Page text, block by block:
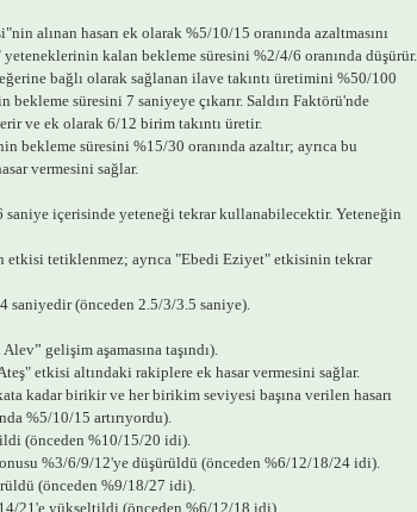
alınan hasarı ek olarak %5/10/15 oranında azaltmasını
kalan bekleme süresini %2/4/6 oranında düşürür.
bağlı olarak sağlanan ilave takıntı üretimini %50/100
süresini 7 saniyeye çıkarır. Saldırı Faktörü'nde
ve ek olarak 6/12 birim takıntı üretir.
bekleme süresini %15/30 oranında azaltır; ayrıca bu
vermesini sağlar.
içerisinde yeteneği tekrar kullanabilecektir. Yeteneğin
etkisi tetiklenmez; ayrıca "Ebedi Eziyet" etkisinin tekrar
saniyedir (önceden 2.5/3/3.5 saniye).
gelişim aşamasına taşındı).
etkisi altındaki rakiplere ek hasar vermesini sağlar.
kadar birikir ve her birikim seviyesi başına verilen hasarı
%5/10/15 artırıyordu).
(önceden %10/15/20 idi).
%3/6/9/12'ye düşürüldü (önceden %6/12/18/24 idi).
(önceden %9/18/27 idi).
21'e yükseltildi (önceden %6/12/18 idi).